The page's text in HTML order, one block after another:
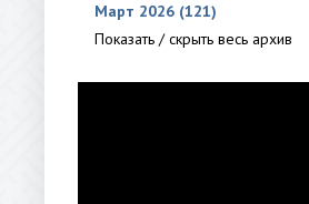
Март 2026 (121)
Показать / скрыть весь архив